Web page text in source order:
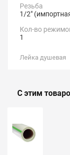
Резьба
1/2"
Кол-во
1
Лейка душевая
С этим